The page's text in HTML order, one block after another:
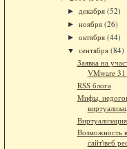
► декабря (52)
► ноября (26)
► октября (44)
▼ сентября (84)
Заявка на
VMware 31
RSS блога
Мифы,
Возможность
сайт\веб